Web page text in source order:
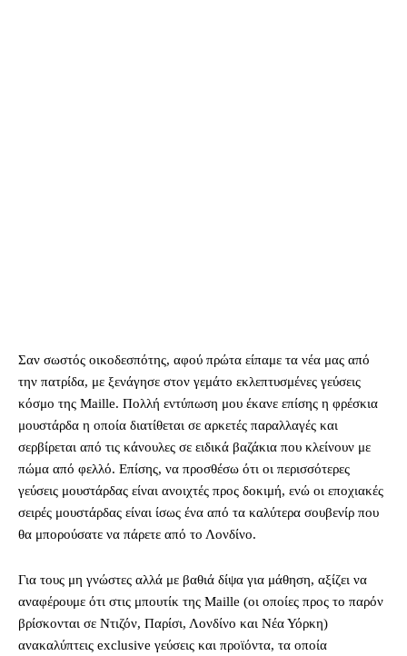
Σαν σωστός οικοδεσπότης, αφού πρώτα είπαμε τα νέα μας από
την πατρίδα, με ξενάγησε στον γεμάτο εκλεπτυσμένες γεύσεις
κόσμο της Maille. Πολλή εντύπωση μου έκανε επίσης η φρέσκια
μουστάρδα η οποία διατίθεται σε αρκετές παραλλαγές και
σερβίρεται από τις κάνουλες σε ειδικά βαζάκια που κλείνουν με
πώμα από φελλό. Επίσης, να προσθέσω ότι οι περισσότερες
γεύσεις μουστάρδας είναι ανοιχτές προς δοκιμή, ενώ οι εποχιακές
σειρές μουστάρδας είναι ίσως ένα από τα καλύτερα σουβενίρ που
θα μπορούσατε να πάρετε από το Λονδίνο.
Για τους μη γνώστες αλλά με βαθιά δίψα για μάθηση, αξίζει να
αναφέρουμε ότι στις μπουτίκ της Maille (οι οποίες προς το παρόν
βρίσκονται σε Ντιζόν, Παρίσι, Λονδίνο και Νέα Υόρκη)
ανακαλύπτεις exclusive γεύσεις και προϊόντα, τα οποία